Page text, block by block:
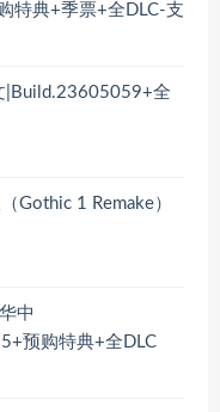
特典+季票+全DLC-支
|Build.23605059+全
Gothic 1 Remake）
中
预购特典+全DLC